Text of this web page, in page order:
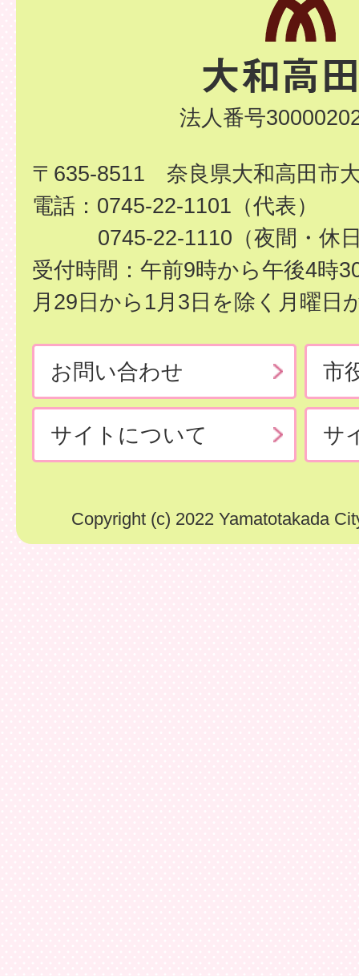
法人番号
〒635-8511 奈良県大和高田市
電話：0745-22-1101（代表）
0745-22-1110（夜間・休
受付時間：午前9時から午後4時
月29日から1月3日を除く月曜日
お問い合わせ 市
サイトについて サ
Copyright (c) 2022 Yamatotakada